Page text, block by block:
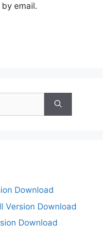
email.
Download
Version Download
Download